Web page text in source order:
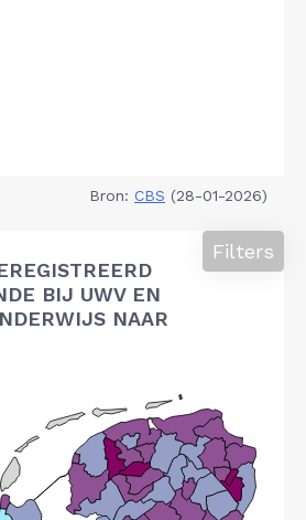
Bron: CBS (28-01-2026)
BIJ UWV EN
NAAR
Filters